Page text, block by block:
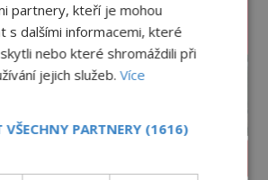
partnery, kteří je mohou
s dalšími informacemi, které
nebo které shromáždili při
jejich služeb.Více
PARTNERY (1616)